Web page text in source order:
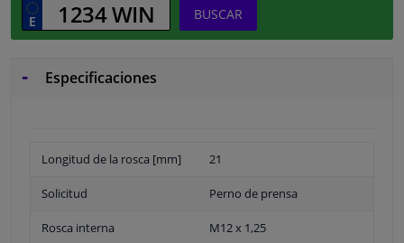
BUSCAR
Especificaciones
Longitud de la rosca [mm] 21
Solicitud Perno de prensa
Rosca interna M12 x 1,25